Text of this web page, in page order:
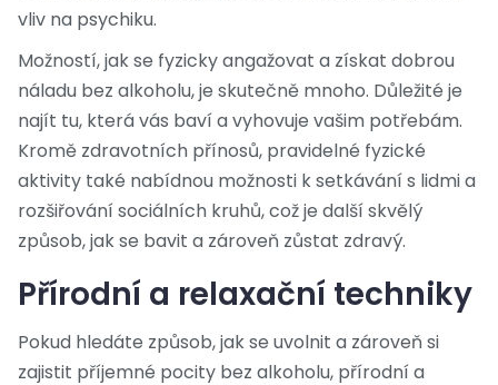
vliv na psychiku.
Možností, jak se fyzicky angažovat a získat dobrou
náladu bez alkoholu, je skutečně mnoho. Důležité je
najít tu, která vás baví a vyhovuje vašim potřebám.
Kromě zdravotních přínosů, pravidelné fyzické
aktivity také nabídnou možnosti k setkávání s lidmi a
rozšiřování sociálních kruhů, což je další skvělý
způsob, jak se bavit a zároveň zůstat zdravý.
Přírodní a relaxační techniky
Pokud hledáte způsob, jak se uvolnit a zároveň si
zajistit příjemné pocity bez alkoholu, přírodní a